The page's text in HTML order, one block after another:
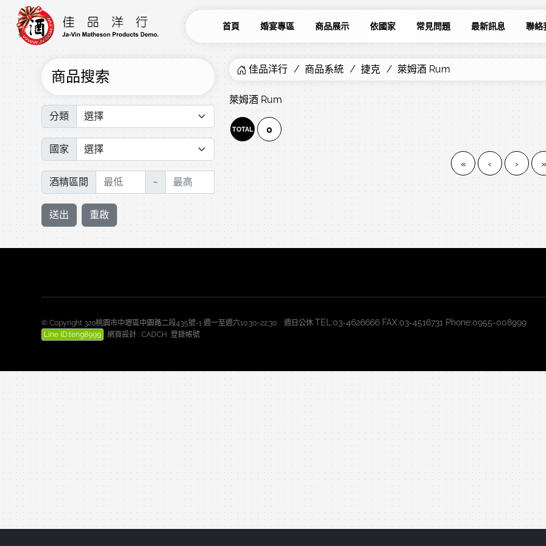
首頁 婚宴專區 商品展示 依國家 常見問題 最新訊息 聯絡
商品搜索
分類
國家
酒精區間 ~
送出 重啟
佳品洋行 商品系統 捷克 萊姆酒 Rum
萊姆酒 Rum
TOTAL 0
« ‹ › »
© Copyright 320桃園市中壢區中園路二段435號-1 週一至週六10:30~22:30 週日公休 TEL:03-4626666 FAX:03-4516731 Phone:0955-008999
Line ID:teng8999 網頁設計 : CADCH 登錄帳號